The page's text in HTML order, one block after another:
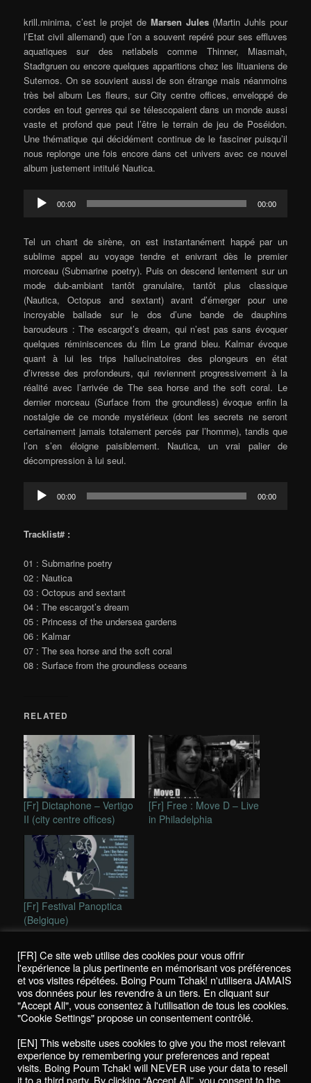
krill.minima, c’est le projet de Marsen Jules(Martin Juhls pour
l’Etat civil allemand) que l’on a souvent repéré pour ses effluves
aquatiques sur des netlabels comme Thinner, Miasmah,
Stadtgruen ou encore quelques apparitions chez les lituaniens de
Sutemos. On se souvient aussi de son étrange mais néanmoins
très bel album Les fleurs, sur City centre offices, enveloppé de
cordes en tout genres qui se télescopaient dans un monde aussi
vaste et profond que peut l’être le terrain de jeu de Poséidon.
Une thématique qui décidément continue de le fasciner puisqu’il
nous replonge une fois encore dans cet univers avec ce nouvel
album justement intitulé Nautica.
Audio
Player
00:00 00:00
Tel un chant de sirène, on est instantanément happé par un
sublime appel au voyage tendre et enivrant dès le premier
morceau (Submarine poetry). Puis on descend lentement sur un
mode dub-ambiant tantôt granulaire, tantôt plus classique
(Nautica, Octopus and sextant) avant d’émerger pour une
incroyable ballade sur le dos d’une bande de dauphins
baroudeurs : The escargot’s dream, qui n’est pas sans évoquer
quelques réminiscences du film Le grand bleu. Kalmar évoque
quant à lui les trips hallucinatoires des plongeurs en état
d’ivresse des profondeurs, qui reviennent progressivement à la
réalité avec l’arrivée de The sea horse and the soft coral. Le
dernier morceau (Surface from the groundless) évoque enfin la
nostalgie de ce monde mystérieux (dont les secrets ne seront
certainement jamais totalement percés par l’homme), tandis que
l’on s’en éloigne paisiblement. Nautica, un vrai palier de
décompression à lui seul.
Audio
Player
00:00 00:00
Tracklist# :
01 : Submarine poetry
02 : Nautica
03 : Octopus and sextant
04 : The escargot’s dream
05 : Princess of the undersea gardens
06 : Kalmar
07 : The sea horse and the soft coral
08 : Surface from the groundless oceans
RELATED
[Fr] Dictaphone – Vertigo
II (city centre offices)
[Fr] Free : Move D – Live
in Philadelphia
[Fr] Festival Panoptica
(Belgique)
This entry was posted in Reviews / Chroniques and tagged
centre offices,krill.minima,marsen jules,native statebyK!.
Bookmark thepermalink.
Politique de confidentialité / Privacy Policy
Boing Poum Tchak! - 2022
[FR] Ce site web utilise des cookies pour vous offrir
l'expérience la plus pertinente en mémorisant vos préférences
et vos visites répétées. Boing Poum Tchak! n'utilisera JAMAIS
vos données pour les revendre à un tiers. En cliquant sur
"Accept All", vous consentez à l'utilisation de tous les cookies.
"Cookie Settings" propose un consentement contrôlé.
[EN] This website uses cookies to give you the most relevant
experience by remembering your preferences and repeat
visits. Boing Poum Tchak! will NEVER use your data to resell
it to a third party. By clicking “Accept All”, you consent to the